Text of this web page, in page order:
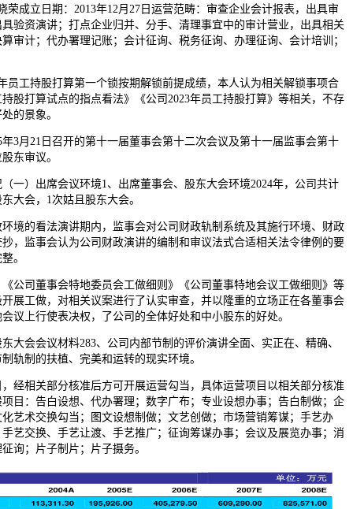
荣成立日期：2013年12月27日运营范畴：审查企业会计报表，出具审
验资演讲；打点企业归并、分手、清理事宜中的审计营业，出具相关
审计；代办署理记账；会计征询、税务征询、办理征询、会计培训；
工持股打算第一个锁按期解锁前提成绩，本人认为相关解锁事项合
股打算试点的指点看法》《公司2023年员工持股打算》等相关，不存
的景象。
月21日召开的第十一届董事会第十二次会议及第十一届监事会第十
东审议。
）出席会议环境1、出席董事会、股东大会环境2024年，公司共计
大会，1次姑且股东大会。
的看法演讲期内，监事会对公司财政轨制系统及其施行环境、财政
，监事会认为公司财政演讲的编制和审议法式合适相关法令律例的要
。
司董事会特地委员会工做细则》《公司董事特地会议工做细则》等
展工做，对相关议案进行了认实审查，并以隆重的立场正在各董事会
议上行使表决权，了公司的全体好处和中小股东的好处。
会会议材料283、公司内部节制的评价演讲全面、实正在、精确、
轨制的扶植、完美和运转的现实环境。
相关部分核准后方可开展运营勾当，具体运营项目以相关部分核准
目：告白设想、代办署理；数字广布；专业设想办事；告白制做；企
艺术交换勾当；图文设想制做；文艺创做；市场营销筹谋；手艺办
艺交换、手艺让渡、手艺推广；征询筹谋办事；会议及展览办事；消
询；片子制片；片子摄务。